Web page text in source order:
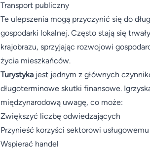
Transport publiczny
Te ulepszenia mogą przyczynić się do
gospodarki lokalnej. Często stają się
krajobrazu, sprzyjając rozwojowi
życia mieszkańców.
Turystyka jest jednym z głównych
długoterminowe skutki finansowe.
międzynarodową uwagę, co może:
Zwiększyć liczbę odwiedzających
Przynieść korzyści sektorowi usługowemu
Wspierać handel